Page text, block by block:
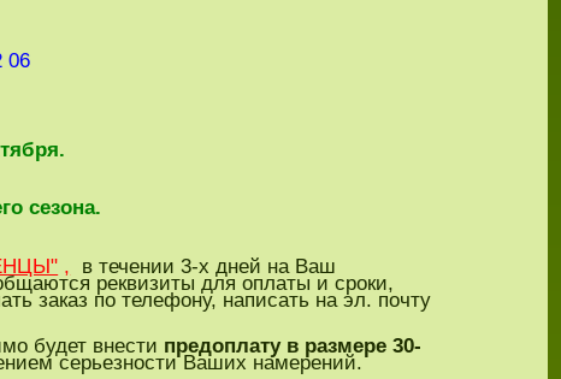
06
сезона.
, в течении 3-х дней на Ваш
реквизиты для оплаты и сроки,
заказ по телефону, написать на эл. почту
будет внести предоплату в размере 30-
серьезности Ваших намерений.